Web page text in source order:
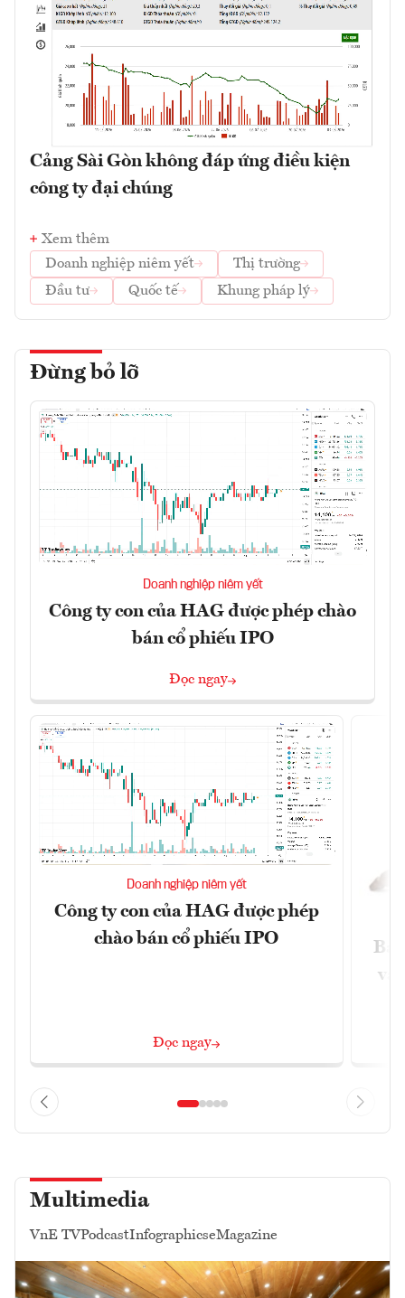
Cảng Sài Gòn không đáp ứng điều kiện
công ty đại chúng
Xem thêm
Doanh nghiệp niêm yết
Thị trường
Đầu tư
Quốc tế Khung pháp lý
Đừng bỏ lỡ
Doanh nghiệp niêm yết
Công ty con của HAG được phép chào
bán cổ phiếu IPO
Đọc ngay
Doanh nghiệp niêm yết
Công ty con của HAG được phép
chào bán cổ phiếu IPO
Đọc ngay
và
Multimedia
VnE TVPodcastInfographicseMagazine